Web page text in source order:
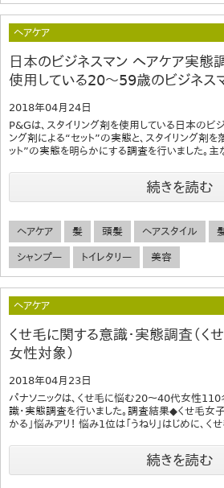
ヘアケア
日本のビジネスマン ヘアケア実態
使用している20～59歳のビジネス
2018年04月24日
P&Gは、スタイリング剤を使用している日本のビ
ング剤による“セット”の実態と、スタイリング剤
ット”の実態を明らかにする調査を行いました。主
続きを読む
ヘアケア 髪 頭髪 ヘアスタイル
シャンプー トイレタリー 美容
ヘアケア
くせ毛に関する意識・実態調査（
女性対象）
2018年04月23日
パナソニックは、くせ毛に悩む20～40代女性
識・実態調査を行いました。調査結果◆くせ毛女
かる」悩みアリ！ 悩み1位は「うねり」はじめに、く
続きを読む